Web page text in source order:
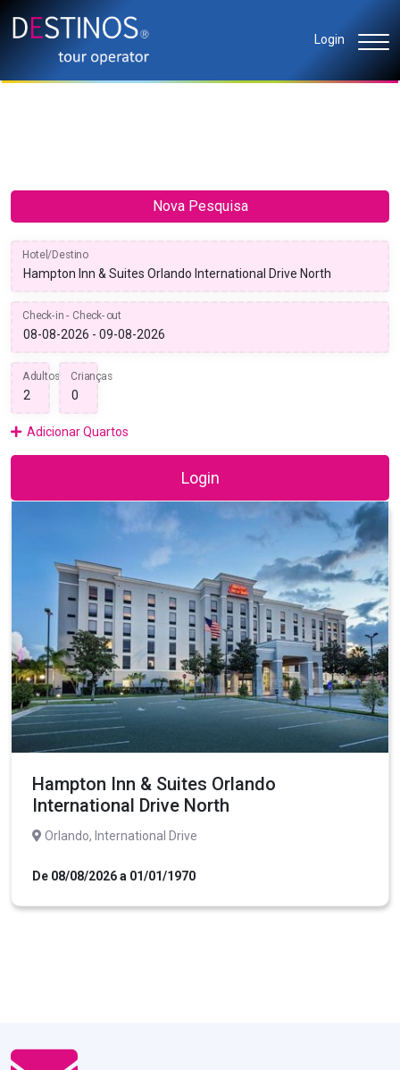
Login
Nova Pesquisa
Hotel/Destino
Check-in - Check-out
Adultos Crianças
Adicionar Quartos
Login
Hampton Inn & Suites Orlando
International Drive North
Orlando, International Drive
De 08/08/2026 a 01/01/1970